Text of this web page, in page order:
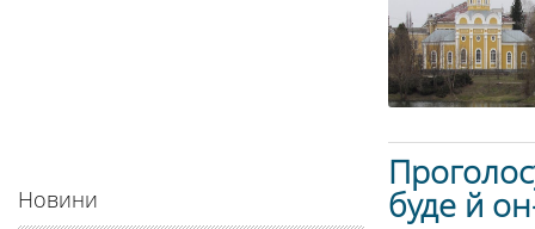
буде й
Новини